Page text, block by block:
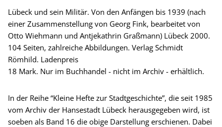
Lübeck und sein Militär. Von den Anfängen bis 1939 (nach
einer Zusammenstellung von Georg Fink, bearbeitet von
Otto Wiehmann und Antjekathrin Graßmann) Lübeck 2000.
104 Seiten, zahlreiche Abbildungen. Verlag Schmidt
Römhild. Ladenpreis
18 Mark. Nur im Buchhandel - nicht im Archiv - erhältlich.
In der Reihe “Kleine Hefte zur Stadtgeschichte”, die seit 1985
vom Archiv der Hansestadt Lübeck herausgegeben wird, ist
soeben als Band 16 die obige Darstellung erschienen. Dabei